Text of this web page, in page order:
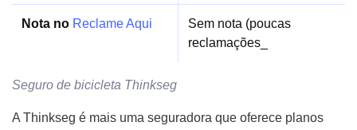
Nota no Reclame Aqui
Sem nota (poucas
reclamações_
Seguro de bicicleta Thinkseg
A Thinkseg é mais uma seguradora que oferece planos